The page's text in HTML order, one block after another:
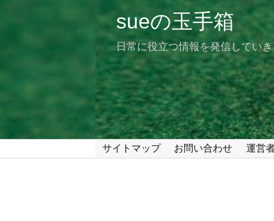
sueの玉手箱
日常に役立つ情報を発信してい
サイトマップ お問い合わせ 運営